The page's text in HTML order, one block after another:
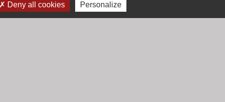
Jumelage
Deny all cookies Personalize